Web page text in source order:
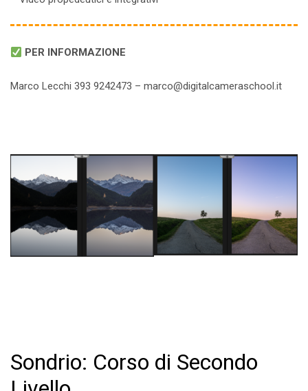
PER INFORMAZIONE
Marco Lecchi 393 9242473 – marco@digitalcameraschool.it